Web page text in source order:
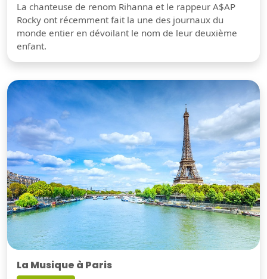
La chanteuse de renom Rihanna et le rappeur A$AP
Rocky ont récemment fait la une des journaux du
monde entier en dévoilant le nom de leur deuxième
enfant.
La Musique à Paris